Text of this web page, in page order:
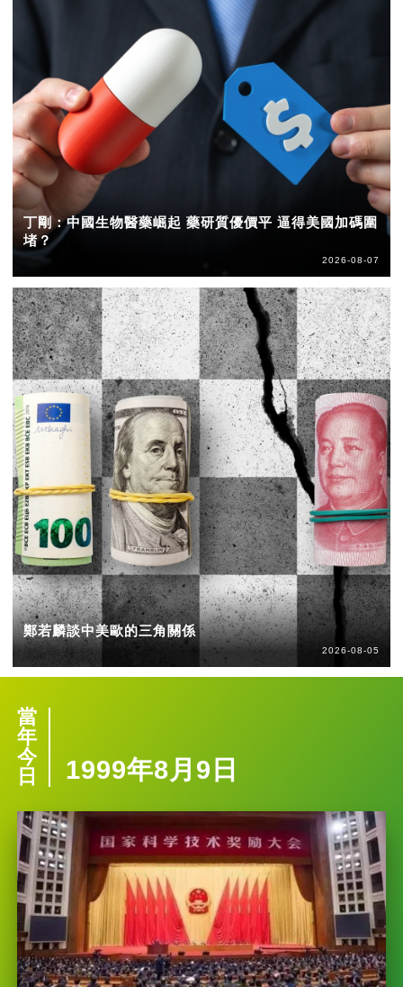
丁剛：中國生物醫藥崛起 藥研質優價平 逼得美國加碼圍
堵？
2026-08-07
鄭若麟談中美歐的三角關係
2026-08-05
當
年
今
日
1999年8月9日